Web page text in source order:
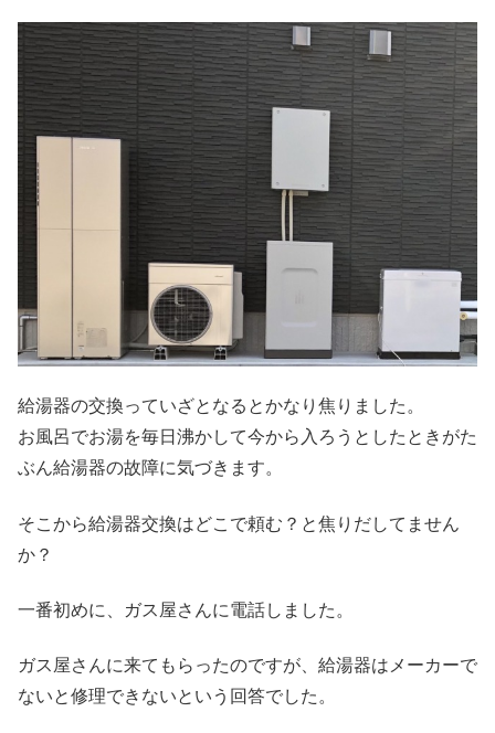
給湯器の交換っていざとなるとかなり焦りました。
お風呂でお湯を毎日沸かして今から入ろうとしたときがた
ぶん給湯器の故障に気づきます。
そこから給湯器交換はどこで頼む？と焦りだしてません
か？
一番初めに、ガス屋さんに電話しました。
ガス屋さんに来てもらったのですが、給湯器はメーカーで
ないと修理できないという回答でした。